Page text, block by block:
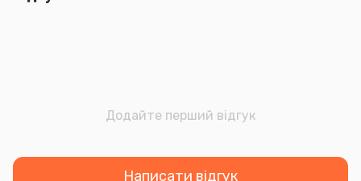
Додайте перший відгук
Написати відгук